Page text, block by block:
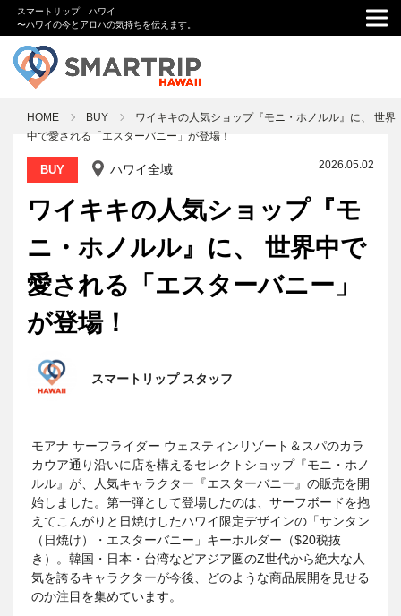
スマートリップ ハワイ
〜ハワイの今とアロハの気持ちを伝えます。
HOME BUY
ワイキキの人気ショップ『モニ・ホノルル』に、 世界
中で愛される「エスターバニー」が登場！
BUY ハワイ全域 2026.05.02
ワイキキの人気ショップ『モ
ニ・ホノルル』に、 世界中で
愛される「エスターバニー」
が登場！
スマートリップ スタッフ
モアナ サーフライダー ウェスティンリゾート＆スパのカラ
カウア通り沿いに店を構えるセレクトショップ『モニ・ホノ
ルル』が、人気キャラクター『エスターバニー』の販売を開
始しました。第一弾として登場したのは、サーフボードを抱
えてこんがりと日焼けしたハワイ限定デザインの「サンタン
（日焼け）・エスターバニー」キーホルダー（$20税抜
き）。韓国・日本・台湾などアジア圏のZ世代から絶大な人
気を誇るキャラクターが今後、どのような商品展開を見せる
のか注目を集めています。